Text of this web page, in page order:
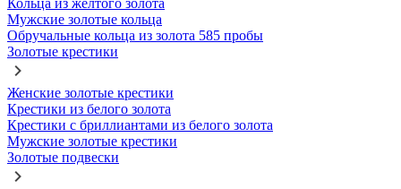
Кольца из желтого золота
Мужские золотые кольца
Обручальные кольца из золота 585 пробы
Золотые крестики
Женские золотые крестики
Крестики из белого золота
Крестики с бриллиантами из белого золота
Мужские золотые крестики
Золотые подвески